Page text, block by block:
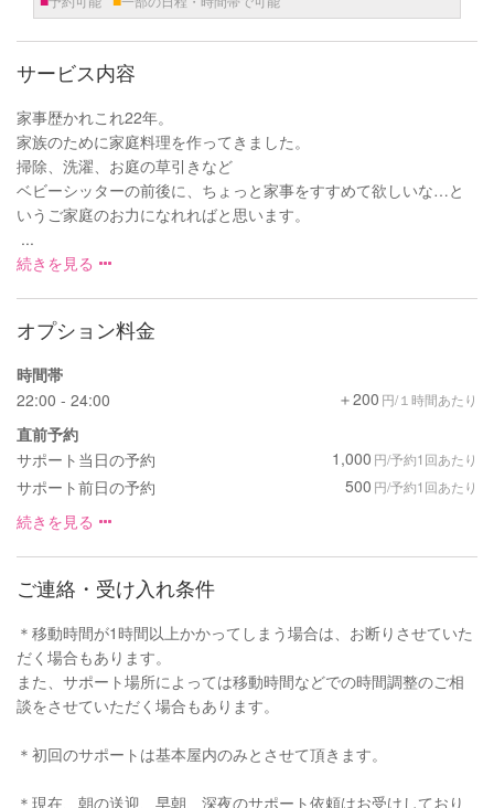
サービス内容
家事歴かれこれ22年。
家族のために家庭料理を作ってきました。
掃除、洗濯、お庭の草引きなど
ベビーシッターの前後に、ちょっと家事をすすめて欲しいな…と
いうご家庭のお力になれればと思います。
...
続きを見る
オプション料金
時間帯
22:00 - 24:00
＋200 円/１時間あたり
直前予約
サポート当日の予約
1,000 円/予約1回あたり
サポート前日の予約 500 円/予約1回あたり
続きを見る
ご連絡・受け入れ条件
＊移動時間が1時間以上かかってしまう場合は、お断りさせていた
だく場合もあります。
また、サポート場所によっては移動時間などでの時間調整のご相
談をさせていただく場合もあります。
＊初回のサポートは基本屋内のみとさせて頂きます。
＊現在、朝の送迎、早朝、深夜のサポート依頼はお受けしており